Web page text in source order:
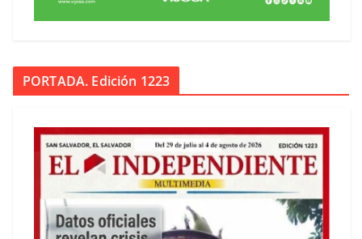
PORTADA. Edición 1223